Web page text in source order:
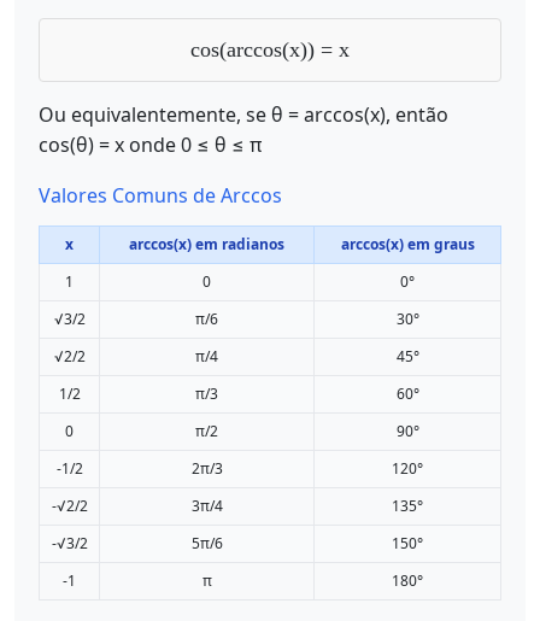
cos(arccos(x)) = x
Ou equivalentemente, se θ = arccos(x), então
cos(θ) = x onde 0 ≤ θ ≤ π
Valores Comuns de Arccos
x arccos(x) em radianos
arccos(x) em graus
1
0
0°
√3/2
π/6
30°
√2/2
π/4
45°
1/2
π/3
60°
0
π/2
90°
-1/2
2π/3
120°
-√2/2
3π/4
135°
-√3/2
5π/6
150°
-1
π 180°